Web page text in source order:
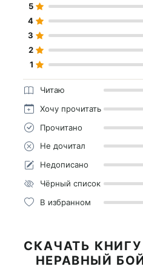
5
4
3
2
1
Читаю
Хочу прочитать
Прочитано
Не дочитал
Недописано
Чёрный список
В избранном
СКАЧАТЬ
НЕРАВНЫЙ